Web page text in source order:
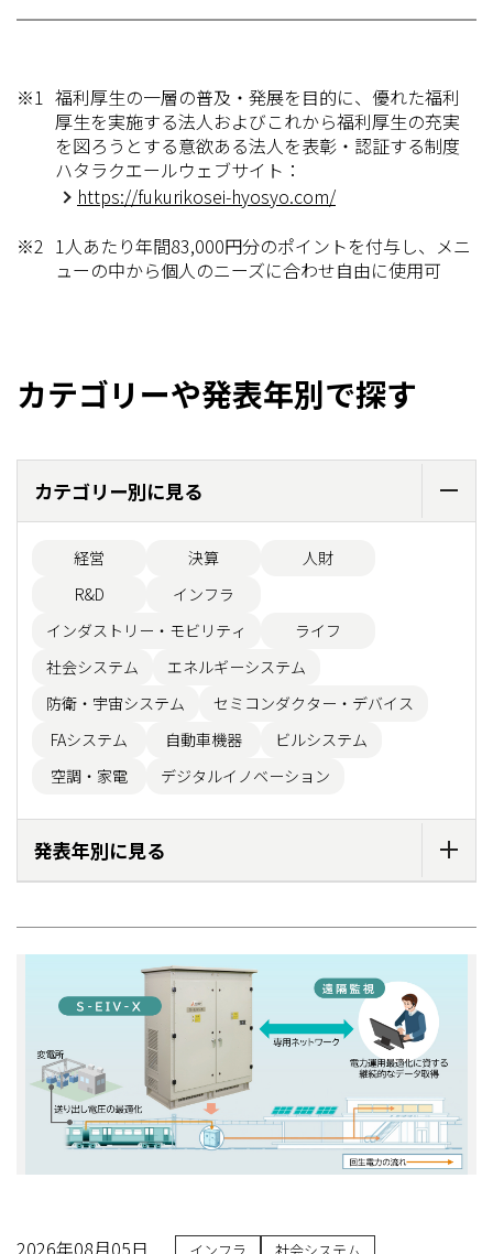
※1 福利厚生の一層の普及・発展を目的に、優れた福利
厚生を実施する法人およびこれから福利厚生の充実
を図ろうとする意欲ある法人を表彰・認証する制度
ハタラクエールウェブサイト：
https://fukurikosei-hyosyo.com/
※2 1人あたり年間83,000円分のポイントを付与し、メニ
ューの中から個人のニーズに合わせ自由に使用可
カテゴリーや発表年別で探す
カテゴリー別に見る
経営 決算
人財
R&D
インフラ
インダストリー・モビリティ
ライフ
社会システム
エネルギーシステム
防衛・宇宙システム
セミコンダクター・デバイス
FAシステム
自動車機器
ビルシステム
空調・家電
デジタルイノベーション
発表年別に見る
2026年08月05日